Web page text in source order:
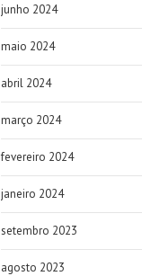
junho 2024
maio 2024
abril 2024
março 2024
fevereiro 2024
janeiro 2024
setembro 2023
agosto 2023